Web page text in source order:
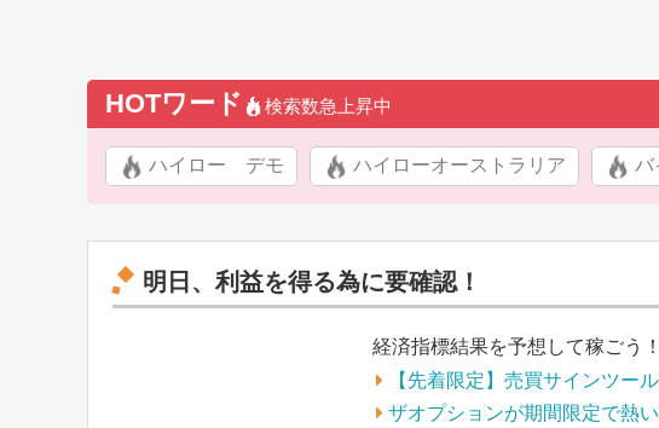
HOTワード 検索数急上昇中
ハイロー デモ ハイローオーストラリア バ
明日、利益を得る為に要確認！
経済指標結果を予想して稼ごう
【先着限定】売買サインツー
ザオプションが期間限定で熱